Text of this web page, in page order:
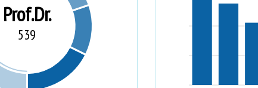
Prof.Dr.
539